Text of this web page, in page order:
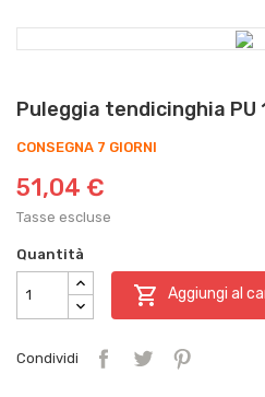
Puleggia tendicinghia PU
CONSEGNA 7 GIORNI
51,04 €
Tasse escluse
Quantità
 Aggiungi al
Condividi